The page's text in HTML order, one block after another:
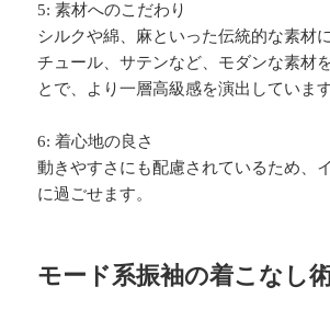
5: 素材へのこだわり
シルクや綿、麻といった伝統的な素材
チュール、サテンなど、モダンな素材
とで、より一層高級感を演出しています
6: 着心地の良さ
動きやすさにも配慮されているため、
に過ごせます。
モード系振袖の着こなし